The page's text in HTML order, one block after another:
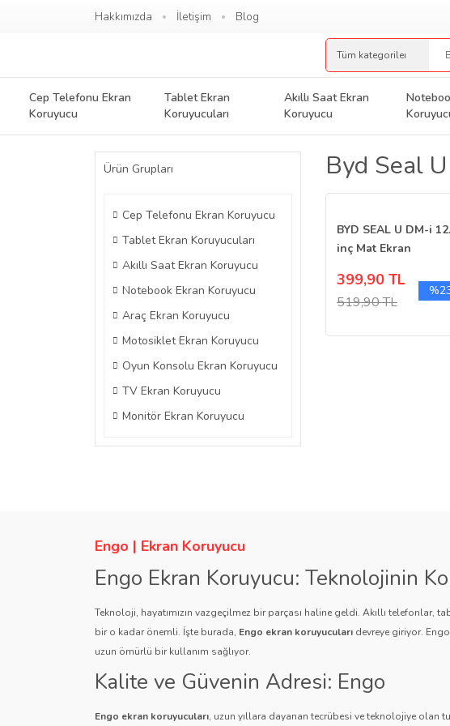
Hakkımızda İletişim Blog
Cep Telefonu Ekran
Koruyucu
Tablet Ekran
Koruyucuları
Akıllı Saat Ekran
Koruyucu
Ürün Grupları
Cep Telefonu Ekran Koruyucu
Tablet Ekran Koruyucuları
Akıllı Saat Ekran Koruyucu
Notebook Ekran Koruyucu
Araç Ekran Koruyucu
Motosiklet Ekran Koruyucu
Oyun Konsolu Ekran Koruyucu
TV Ekran Koruyucu
Monitör Ekran Koruyucu
Byd Seal
BYD SEAL U DM-i
inç Mat Ekran
Gösterge
399,90 TL
519,90 TL
Engo | Ekran Koruyucu
Engo Ekran Koruyucu: Teknolojinin
Teknoloji, hayatımızın vazgeçilmez bir parçası haline geldi. Akıllı
bir o kadar önemli. İşte burada, Engo ekran koruyucuları devreye giriyor.
uzun ömürlü bir kullanım sağlıyor.
Kalite ve Güvenin Adresi: Engo
Engo ekran koruyucuları, uzun yıllara dayanan tecrübesi ve teknolojiye olan